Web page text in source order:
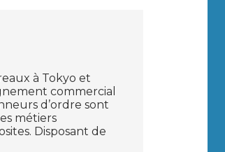
à Tokyo et
commercial
d’ordre sont
métiers
Disposant de